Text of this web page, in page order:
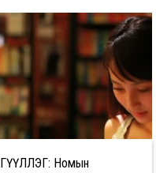
ӨГҮҮЛЛЭГ: Номын